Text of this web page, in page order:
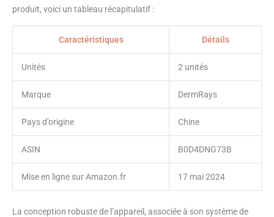
produit, voici un tableau récapitulatif :
Caractéristiques Détails
Unités 2 unités
Marque DermRays
Pays d’origine Chine
ASIN B0D4DNG73B
Mise en ligne sur Amazon.fr 17 mai 2024
La conception robuste de l’appareil, associée à son système de